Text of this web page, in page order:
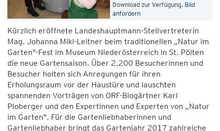
Download zur Verfügung. Bild
anfordern
Kürzlich eröffnete Landeshauptmann-Stellvertreterin
Mag. Johanna Mikl-Leitner beim traditionellen „Natur im
Garten"-Fest im Museum Niederösterreich in St. Pölten
die neue Gartensaison. Über 2.200 Besucherinnen und
Besucher holten sich Anregungen für ihren
Erholungsraum vor der Haustüre und lauschten
spannenden Vorträgen von ORF-Biogärtner Karl
Ploberger und den Expertinnen und Experten von „Natur
im Garten". Für die Gartenliebhaberinnen und
Gartenliebhaber bringt das Gartenjahr 2017 zahlreiche